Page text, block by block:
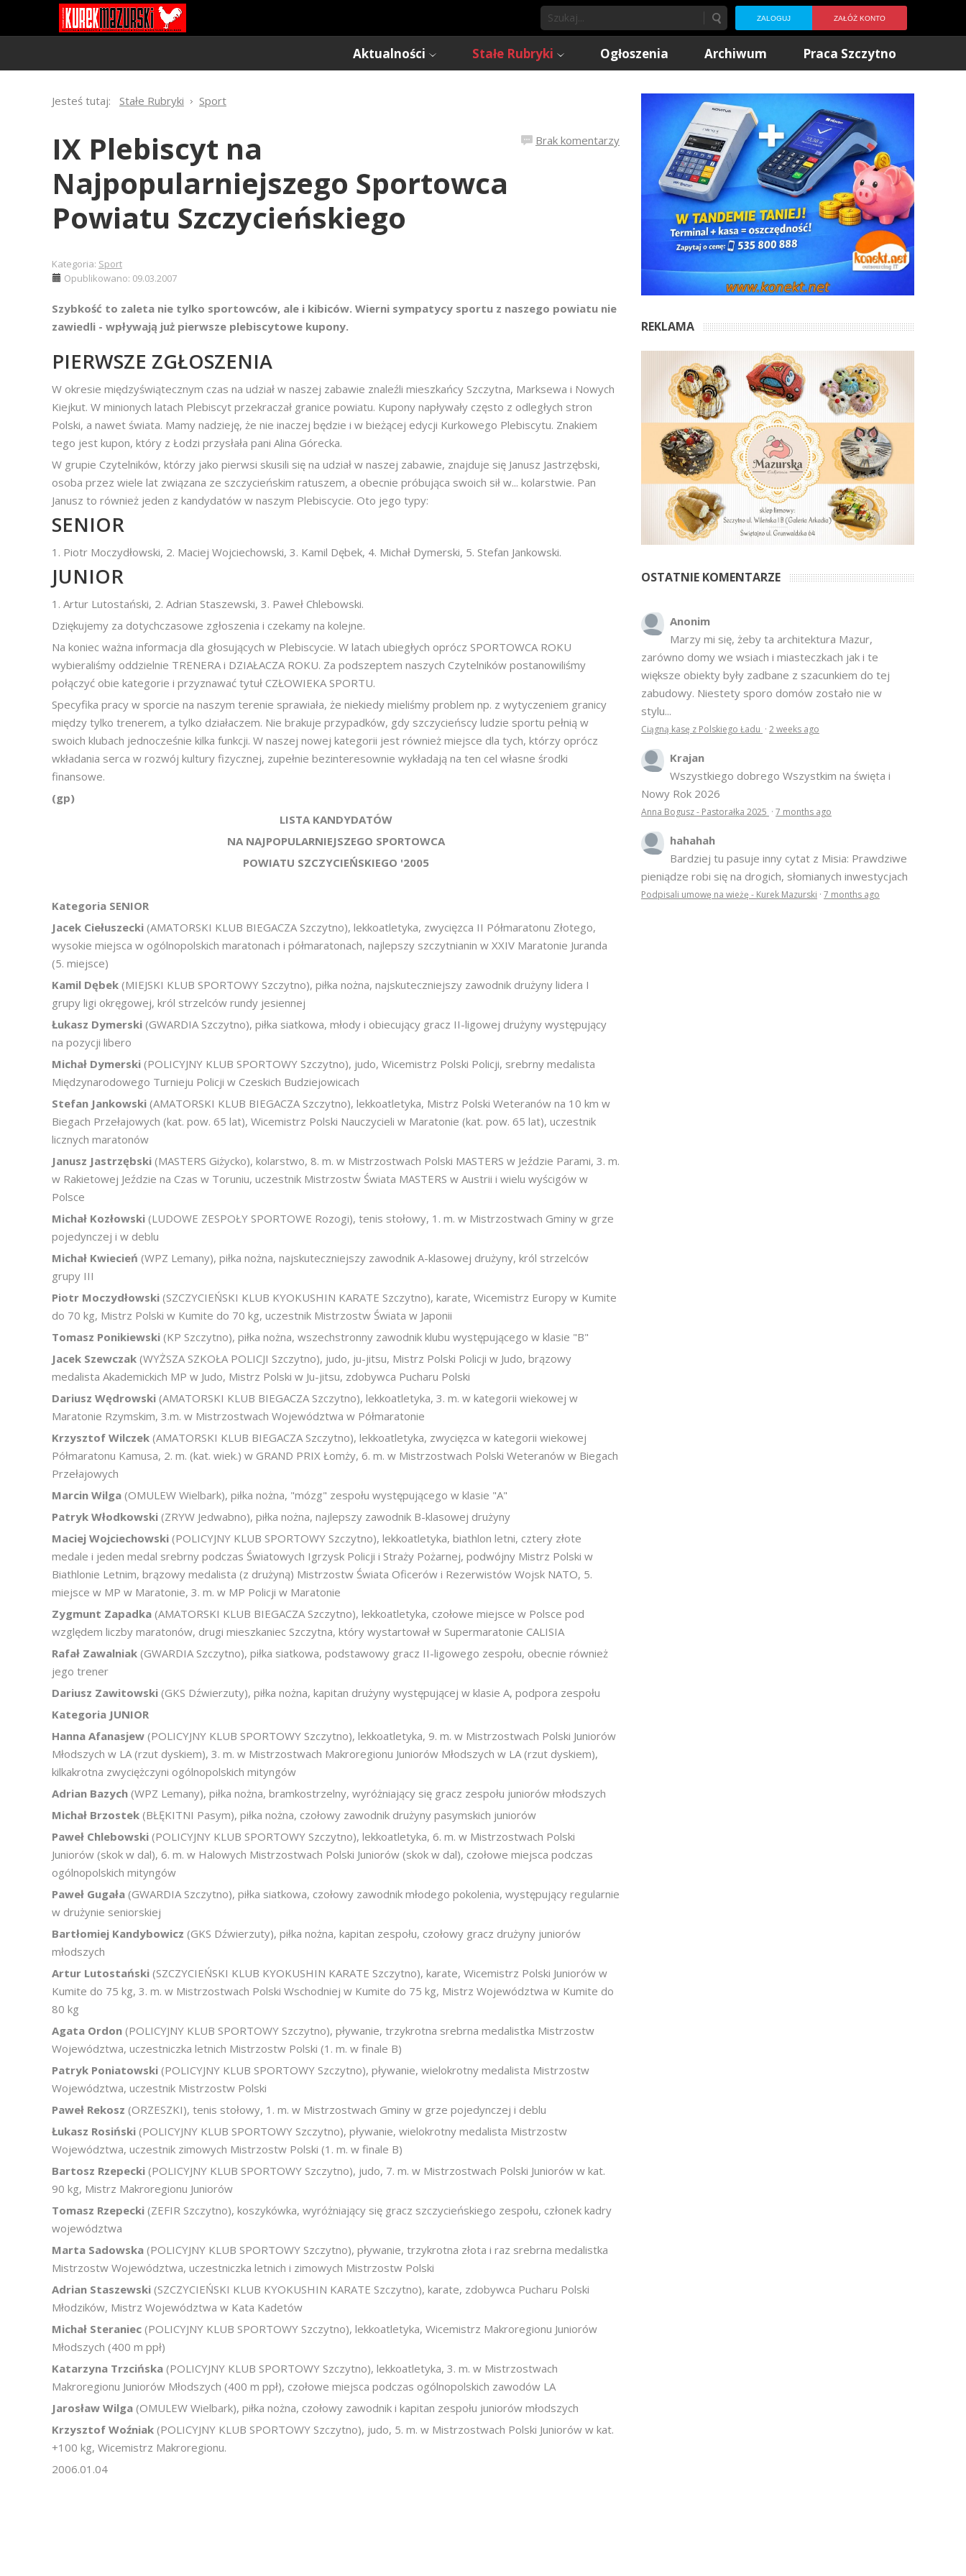
ZALOGUJ ZAŁÓŻ KONTO
Aktualności Stałe Rubryki Ogłoszenia Archiwum Praca Szczytno
Jesteś tutaj: Stałe Rubryki Sport
Brak komentarzy
IX Plebiscyt na
Najpopularniejszego Sportowca
Powiatu Szczycieńskiego
Kategoria: Sport
Opublikowano: 09.03.2007
Szybkość to zaleta nie tylko sportowców, ale i kibiców. Wierni sympatycy sportu z naszego powiatu nie
zawiedli - wpływają już pierwsze plebiscytowe kupony.
PIERWSZE ZGŁOSZENIA
W okresie międzyświątecznym czas na udział w naszej zabawie znaleźli mieszkańcy Szczytna, Marksewa i Nowych
Kiejkut. W minionych latach Plebiscyt przekraczał granice powiatu. Kupony napływały często z odległych stron
Polski, a nawet świata. Mamy nadzieję, że nie inaczej będzie i w bieżącej edycji Kurkowego Plebiscytu. Znakiem
tego jest kupon, który z Łodzi przysłała pani Alina Górecka.
W grupie Czytelników, którzy jako pierwsi skusili się na udział w naszej zabawie, znajduje się Janusz Jastrzębski,
osoba przez wiele lat związana ze szczycieńskim ratuszem, a obecnie próbująca swoich sił w... kolarstwie. Pan
Janusz to również jeden z kandydatów w naszym Plebiscycie. Oto jego typy:
SENIOR
1. Piotr Moczydłowski, 2. Maciej Wojciechowski, 3. Kamil Dębek, 4. Michał Dymerski, 5. Stefan Jankowski.
JUNIOR
1. Artur Lutostański, 2. Adrian Staszewski, 3. Paweł Chlebowski.
Dziękujemy za dotychczasowe zgłoszenia i czekamy na kolejne.
Na koniec ważna informacja dla głosujących w Plebiscycie. W latach ubiegłych oprócz SPORTOWCA ROKU
wybieraliśmy oddzielnie TRENERA i DZIAŁACZA ROKU. Za podszeptem naszych Czytelników postanowiliśmy
połączyć obie kategorie i przyznawać tytuł CZŁOWIEKA SPORTU.
Specyfika pracy w sporcie na naszym terenie sprawiała, że niekiedy mieliśmy problem np. z wytyczeniem granicy
między tylko trenerem, a tylko działaczem. Nie brakuje przypadków, gdy szczycieńscy ludzie sportu pełnią w
swoich klubach jednocześnie kilka funkcji. W naszej nowej kategorii jest również miejsce dla tych, którzy oprócz
wkładania serca w rozwój kultury fizycznej, zupełnie bezinteresownie wykładają na ten cel własne środki
finansowe.
(gp)
LISTA KANDYDATÓW
NA NAJPOPULARNIEJSZEGO SPORTOWCA
POWIATU SZCZYCIEŃSKIEGO '2005
Kategoria SENIOR
Jacek Ciełuszecki (AMATORSKI KLUB BIEGACZA Szczytno), lekkoatletyka, zwycięzca II Półmaratonu Złotego,
wysokie miejsca w ogólnopolskich maratonach i półmaratonach, najlepszy szczytnianin w XXIV Maratonie Juranda
(5. miejsce)
Kamil Dębek (MIEJSKI KLUB SPORTOWY Szczytno), piłka nożna, najskuteczniejszy zawodnik drużyny lidera I
grupy ligi okręgowej, król strzelców rundy jesiennej
Łukasz Dymerski (GWARDIA Szczytno), piłka siatkowa, młody i obiecujący gracz II-ligowej drużyny występujący
na pozycji libero
Michał Dymerski (POLICYJNY KLUB SPORTOWY Szczytno), judo, Wicemistrz Polski Policji, srebrny medalista
Międzynarodowego Turnieju Policji w Czeskich Budziejowicach
Stefan Jankowski (AMATORSKI KLUB BIEGACZA Szczytno), lekkoatletyka, Mistrz Polski Weteranów na 10 km w
Biegach Przełajowych (kat. pow. 65 lat), Wicemistrz Polski Nauczycieli w Maratonie (kat. pow. 65 lat), uczestnik
licznych maratonów
Janusz Jastrzębski (MASTERS Giżycko), kolarstwo, 8. m. w Mistrzostwach Polski MASTERS w Jeździe Parami, 3. m.
w Rakietowej Jeździe na Czas w Toruniu, uczestnik Mistrzostw Świata MASTERS w Austrii i wielu wyścigów w
Polsce
Michał Kozłowski (LUDOWE ZESPOŁY SPORTOWE Rozogi), tenis stołowy, 1. m. w Mistrzostwach Gminy w grze
pojedynczej i w deblu
Michał Kwiecień (WPZ Lemany), piłka nożna, najskuteczniejszy zawodnik A-klasowej drużyny, król strzelców
grupy III
Piotr Moczydłowski (SZCZYCIEŃSKI KLUB KYOKUSHIN KARATE Szczytno), karate, Wicemistrz Europy w Kumite
do 70 kg, Mistrz Polski w Kumite do 70 kg, uczestnik Mistrzostw Świata w Japonii
Tomasz Ponikiewski (KP Szczytno), piłka nożna, wszechstronny zawodnik klubu występującego w klasie "B"
Jacek Szewczak (WYŻSZA SZKOŁA POLICJI Szczytno), judo, ju-jitsu, Mistrz Polski Policji w Judo, brązowy
medalista Akademickich MP w Judo, Mistrz Polski w Ju-jitsu, zdobywca Pucharu Polski
Dariusz Wędrowski (AMATORSKI KLUB BIEGACZA Szczytno), lekkoatletyka, 3. m. w kategorii wiekowej w
Maratonie Rzymskim, 3.m. w Mistrzostwach Województwa w Półmaratonie
Krzysztof Wilczek (AMATORSKI KLUB BIEGACZA Szczytno), lekkoatletyka, zwycięzca w kategorii wiekowej
Półmaratonu Kamusa, 2. m. (kat. wiek.) w GRAND PRIX Łomży, 6. m. w Mistrzostwach Polski Weteranów w Biegach
Przełajowych
Marcin Wilga (OMULEW Wielbark), piłka nożna, "mózg" zespołu występującego w klasie "A"
Patryk Włodkowski (ZRYW Jedwabno), piłka nożna, najlepszy zawodnik B-klasowej drużyny
Maciej Wojciechowski (POLICYJNY KLUB SPORTOWY Szczytno), lekkoatletyka, biathlon letni, cztery złote
medale i jeden medal srebrny podczas Światowych Igrzysk Policji i Straży Pożarnej, podwójny Mistrz Polski w
Biathlonie Letnim, brązowy medalista (z drużyną) Mistrzostw Świata Oficerów i Rezerwistów Wojsk NATO, 5.
miejsce w MP w Maratonie, 3. m. w MP Policji w Maratonie
Zygmunt Zapadka (AMATORSKI KLUB BIEGACZA Szczytno), lekkoatletyka, czołowe miejsce w Polsce pod
względem liczby maratonów, drugi mieszkaniec Szczytna, który wystartował w Supermaratonie CALISIA
Rafał Zawalniak (GWARDIA Szczytno), piłka siatkowa, podstawowy gracz II-ligowego zespołu, obecnie również
jego trener
Dariusz Zawitowski (GKS Dźwierzuty), piłka nożna, kapitan drużyny występującej w klasie A, podpora zespołu
Kategoria JUNIOR
Hanna Afanasjew (POLICYJNY KLUB SPORTOWY Szczytno), lekkoatletyka, 9. m. w Mistrzostwach Polski Juniorów
Młodszych w LA (rzut dyskiem), 3. m. w Mistrzostwach Makroregionu Juniorów Młodszych w LA (rzut dyskiem),
kilkakrotna zwyciężczyni ogólnopolskich mityngów
Adrian Bazych (WPZ Lemany), piłka nożna, bramkostrzelny, wyróżniający się gracz zespołu juniorów młodszych
Michał Brzostek (BŁĘKITNI Pasym), piłka nożna, czołowy zawodnik drużyny pasymskich juniorów
Paweł Chlebowski (POLICYJNY KLUB SPORTOWY Szczytno), lekkoatletyka, 6. m. w Mistrzostwach Polski
Juniorów (skok w dal), 6. m. w Halowych Mistrzostwach Polski Juniorów (skok w dal), czołowe miejsca podczas
ogólnopolskich mityngów
Paweł Gugała (GWARDIA Szczytno), piłka siatkowa, czołowy zawodnik młodego pokolenia, występujący regularnie
w drużynie seniorskiej
Bartłomiej Kandybowicz (GKS Dźwierzuty), piłka nożna, kapitan zespołu, czołowy gracz drużyny juniorów
młodszych
Artur Lutostański (SZCZYCIEŃSKI KLUB KYOKUSHIN KARATE Szczytno), karate, Wicemistrz Polski Juniorów w
Kumite do 75 kg, 3. m. w Mistrzostwach Polski Wschodniej w Kumite do 75 kg, Mistrz Województwa w Kumite do
80 kg
Agata Ordon (POLICYJNY KLUB SPORTOWY Szczytno), pływanie, trzykrotna srebrna medalistka Mistrzostw
Województwa, uczestniczka letnich Mistrzostw Polski (1. m. w finale B)
Patryk Poniatowski (POLICYJNY KLUB SPORTOWY Szczytno), pływanie, wielokrotny medalista Mistrzostw
Województwa, uczestnik Mistrzostw Polski
Paweł Rekosz (ORZESZKI), tenis stołowy, 1. m. w Mistrzostwach Gminy w grze pojedynczej i deblu
Łukasz Rosiński (POLICYJNY KLUB SPORTOWY Szczytno), pływanie, wielokrotny medalista Mistrzostw
Województwa, uczestnik zimowych Mistrzostw Polski (1. m. w finale B)
Bartosz Rzepecki (POLICYJNY KLUB SPORTOWY Szczytno), judo, 7. m. w Mistrzostwach Polski Juniorów w kat.
90 kg, Mistrz Makroregionu Juniorów
Tomasz Rzepecki (ZEFIR Szczytno), koszykówka, wyróżniający się gracz szczycieńskiego zespołu, członek kadry
województwa
Marta Sadowska (POLICYJNY KLUB SPORTOWY Szczytno), pływanie, trzykrotna złota i raz srebrna medalistka
Mistrzostw Województwa, uczestniczka letnich i zimowych Mistrzostw Polski
Adrian Staszewski (SZCZYCIEŃSKI KLUB KYOKUSHIN KARATE Szczytno), karate, zdobywca Pucharu Polski
Młodzików, Mistrz Województwa w Kata Kadetów
Michał Steraniec (POLICYJNY KLUB SPORTOWY Szczytno), lekkoatletyka, Wicemistrz Makroregionu Juniorów
Młodszych (400 m ppł)
Katarzyna Trzcińska (POLICYJNY KLUB SPORTOWY Szczytno), lekkoatletyka, 3. m. w Mistrzostwach
Makroregionu Juniorów Młodszych (400 m ppł), czołowe miejsca podczas ogólnopolskich zawodów LA
Jarosław Wilga (OMULEW Wielbark), piłka nożna, czołowy zawodnik i kapitan zespołu juniorów młodszych
Krzysztof Woźniak (POLICYJNY KLUB SPORTOWY Szczytno), judo, 5. m. w Mistrzostwach Polski Juniorów w kat.
+100 kg, Wicemistrz Makroregionu.
2006.01.04
REKLAMA
OSTATNIE KOMENTARZE
Anonim
Marzy mi się, żeby ta architektura Mazur,
zarówno domy we wsiach i miasteczkach jak i te
większe obiekty były zadbane z szacunkiem do tej
zabudowy. Niestety sporo domów zostało nie w
stylu...
Ciągną kasę z Polskiego Ładu · 2 weeks ago
Krajan
Wszystkiego dobrego Wszystkim na święta i
Nowy Rok 2026
Anna Bogusz - Pastorałka 2025 · 7 months ago
hahahah
Bardziej tu pasuje inny cytat z Misia: Prawdziwe
pieniądze robi się na drogich, słomianych inwestycjach
Podpisali umowę na wieżę - Kurek Mazurski · 7 months ago